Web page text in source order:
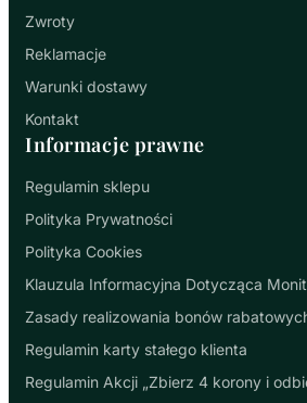
Zwroty
Reklamacje
Warunki dostawy
Kontakt
Informacje prawne
Regulamin sklepu
Polityka Prywatności
Polityka Cookies
Klauzula Informacyjna Dotycząca
Zasady realizowania bonów
Regulamin karty stałego klienta
Regulamin Akcji „Zbierz 4 korony i